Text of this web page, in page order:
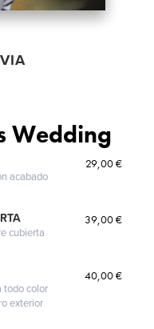
Wedding
acabado
29,00 €
cubierta
39,00 €
todo color
exterior
40,00 €